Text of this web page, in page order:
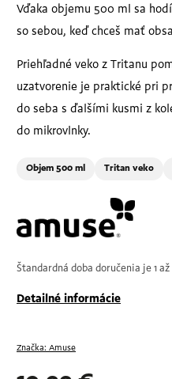
Vďaka objemu 500 ml sa
so sebou, keď chceš mať
Priehľadné veko z Tritanu
uzatvorenie je praktické pri
do seba s ďalšími kusmi z
do mikrovlnky.
Objem 500 ml Tritan veko
Štandardná doba doručenia je 1 až
Detailné informácie
Značka: Amuse